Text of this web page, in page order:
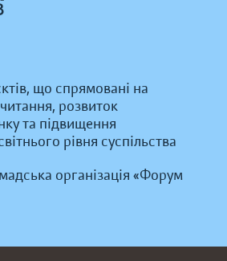
що спрямовані на
розвиток
та підвищення
рівня суспільства
організація «Форум